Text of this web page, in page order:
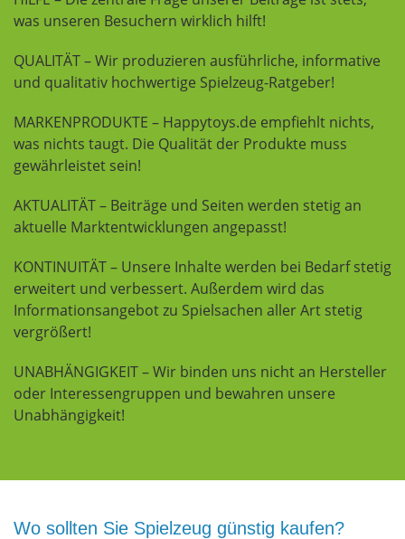
was unseren Besuchern wirklich hilft!
QUALITÄT – Wir produzieren ausführliche, informative
und qualitativ hochwertige Spielzeug-Ratgeber!
MARKENPRODUKTE – Happytoys.de empfiehlt nichts,
was nichts taugt. Die Qualität der Produkte muss
gewährleistet sein!
AKTUALITÄT – Beiträge und Seiten werden stetig an
aktuelle Marktentwicklungen angepasst!
KONTINUITÄT – Unsere Inhalte werden bei Bedarf stetig
erweitert und verbessert. Außerdem wird das
Informationsangebot zu Spielsachen aller Art stetig
vergrößert!
UNABHÄNGIGKEIT – Wir binden uns nicht an Hersteller
oder Interessengruppen und bewahren unsere
Unabhängigkeit!
Wo sollten Sie Spielzeug günstig kaufen?